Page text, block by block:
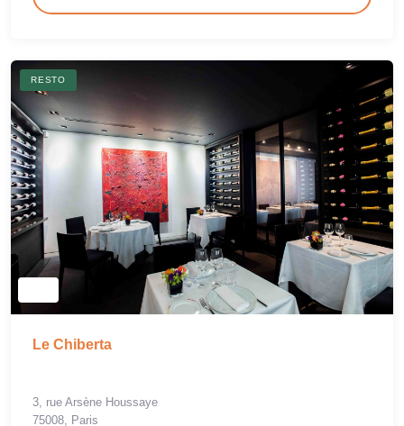
RESTO
Le Chiberta
3, rue Arsène Houssaye
75008, Paris